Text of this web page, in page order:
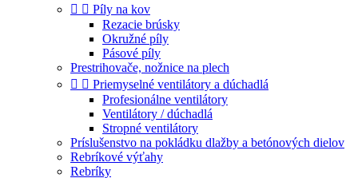
  Píly na kov
Rezacie brúsky
Okružné píly
Pásové píly
Prestrihovače, nožnice na plech
  Priemyselné ventilátory a dúchadlá
Profesionálne ventilátory
Ventilátory / dúchadlá
Stropné ventilátory
Príslušenstvo na pokládku dlažby a betónových dielov
Rebríkové výťahy
Rebríky